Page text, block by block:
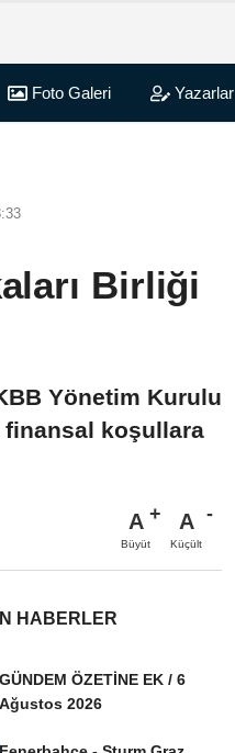
Foto Galeri Yazarlar
Birliği
Yönetim Kurulu
koşullara
A
Büyüt
A
Küçült
HABERLER
GÜNDEM ÖZETİNE EK / 6
Ağustos 2026